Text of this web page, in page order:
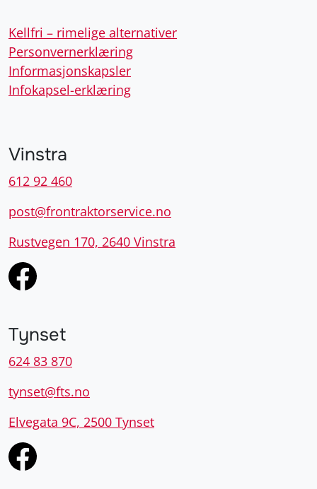
Kellfri – rimelige alternativer
Personvernerklæring
Informasjonskapsler
Infokapsel-erklæring
Vinstra
612 92 460
post@frontraktorservice.no
Rustvegen 170, 2640 Vinstra
Tynset
624 83 870
tynset@fts.no
Elvegata 9C, 2500 Tynset